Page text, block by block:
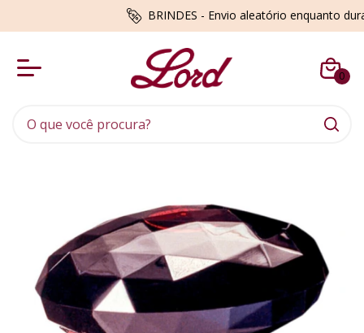
BRINDES - Envio aleatório enquanto
0